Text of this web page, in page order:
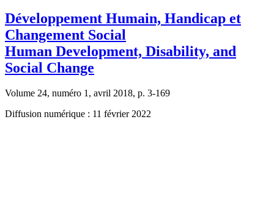
Développement Humain, Handicap et
Changement Social
Human Development, Disability, and
Social Change
Volume 24, numéro 1, avril 2018, p. 3-169
Diffusion numérique : 11 février 2022